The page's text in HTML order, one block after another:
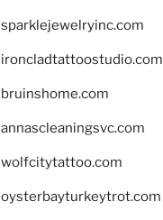
sparklejewelryinc.com
ironcladtattoostudio.com
bruinshome.com
annascleaningsvc.com
wolfcitytattoo.com
oysterbayturkeytrot.com